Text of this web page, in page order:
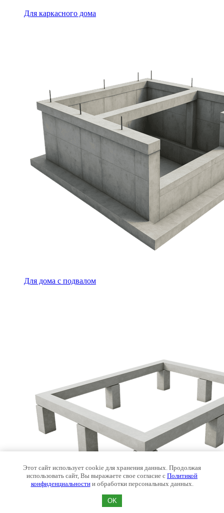
Для каркасного дома
Для дома с подвалом
Этот сайт использует cookie для хранения данных. Продолжая
использовать сайт, Вы выражаете свое согласие с Политикой
конфиденциальностии обработки персональных данных.
OK